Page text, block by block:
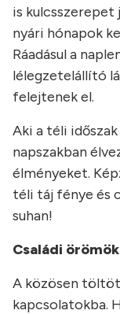
is kulcsszerepet
nyári hónapok
Ráadásul a
lélegzetelállító
felejtenek el.
Aki a téli
napszakban
élményeket.
téli táj fénye és
suhan!
Családi
A közösen
kapcsolatokba.